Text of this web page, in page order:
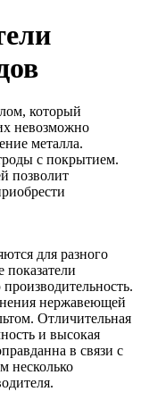
который
невозможно
металла.
с покрытием.
позволит
для разного
показатели
нержавеющей
Отличительная
и высокая
в связи с
несколько